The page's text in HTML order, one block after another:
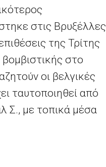
στις Βρυξέλλες
της Τρίτης
στο
οι βελγικές
ταυτοποιηθεί από
Σ., με τοπικά μέσα